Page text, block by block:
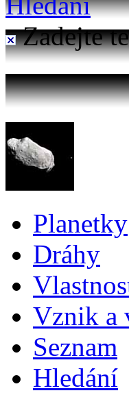
Zadejte
Planetky
Dráhy
Vznik a
Seznam
Hledání